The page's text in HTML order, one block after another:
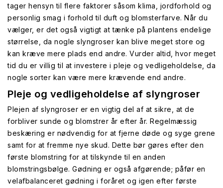
tager hensyn til flere faktorer såsom klima, jordforhold og
personlig smag i forhold til duft og blomsterfarve. Når du
vælger, er det også vigtigt at tænke på plantens endelige
størrelse, da nogle slyngroser kan blive meget store og
kan kræve mere plads end andre. Vurder altid, hvor meget
tid du er villig til at investere i pleje og vedligeholdelse, da
nogle sorter kan være mere krævende end andre.
Pleje og vedligeholdelse af slyngroser
Plejen af slyngroser er en vigtig del af at sikre, at de
forbliver sunde og blomstrer år efter år. Regelmæssig
beskæring er nødvendig for at fjerne døde og syge grene
samt for at fremme nye skud. Dette bør gøres efter den
første blomstring for at tilskynde til en anden
blomstringsbølge. Gødning er også afgørende; påfør en
velafbalanceret gødning i foråret og igen efter første